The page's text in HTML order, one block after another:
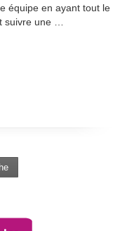
équipe en ayant tout le
suivre une …